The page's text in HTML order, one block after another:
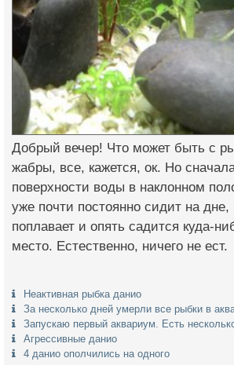
Добрый вечер! Что может быть с
жабры, все, кажется, ок. Но
поверхности воды в наклонном
уже почти постоянно сидит на дне,
поплавает и опять садится куда-
место. Естественно, ничего не ест.
Неактивная рыбка данио
За несколько дней умерли все рыбки в
Запускаю первый аквариум. Есть
Агрессивные данио
4 данио ополчились на одного